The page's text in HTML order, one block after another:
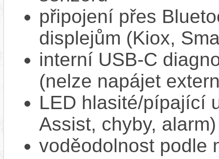
připojení přes
displejům (Kiox,
interní USB‑C
(nelze napájet
LED hlasité/pípající
Assist, chyby, alarm)
voděodolnost podle